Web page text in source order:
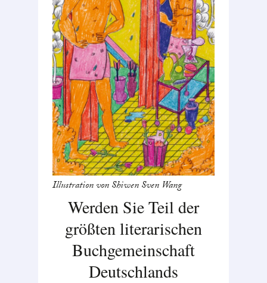
Werden Sie Teil der
größten literarischen
Buchgemeinschaft
Deutschlands
Illustration von Shiwen Sven Wang